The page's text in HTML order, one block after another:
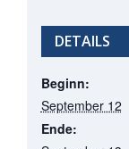
DETAILS
Beginn:
September 12
Ende: